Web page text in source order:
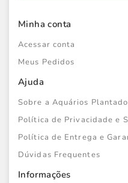
Minha conta
Acessar conta
Meus Pedidos
Ajuda
Sobre a Aquários
Política de Privacidade e
Política de Entrega e
Dúvidas Frequentes
Informações